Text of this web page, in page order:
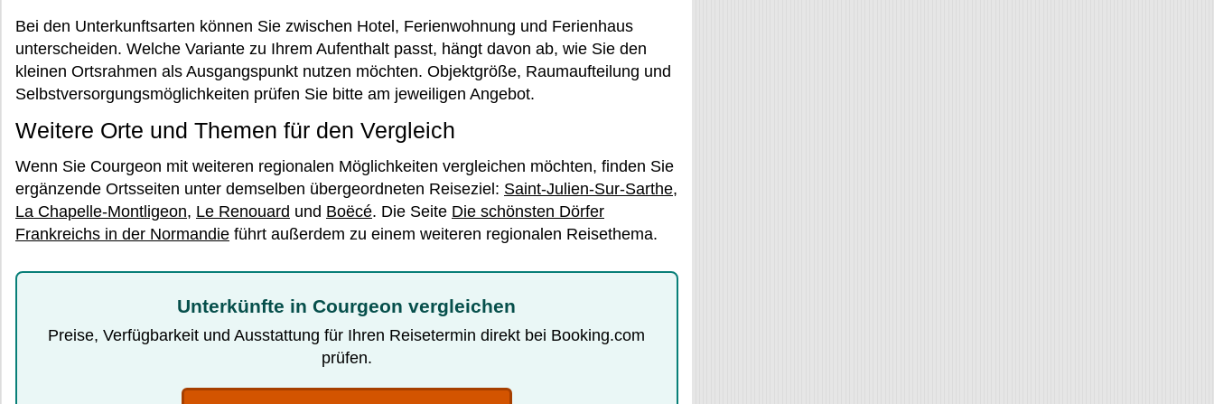
Bei den Unterkunftsarten können Sie zwischen Hotel, Ferienwohnung und Ferienhaus
unterscheiden. Welche Variante zu Ihrem Aufenthalt passt, hängt davon ab, wie Sie den
kleinen Ortsrahmen als Ausgangspunkt nutzen möchten. Objektgröße, Raumaufteilung und
Selbstversorgungsmöglichkeiten prüfen Sie bitte am jeweiligen Angebot.
Weitere Orte und Themen für den Vergleich
Wenn Sie Courgeon mit weiteren regionalen Möglichkeiten vergleichen möchten, finden Sie
ergänzende Ortsseiten unter demselben übergeordneten Reiseziel: Saint-Julien-Sur-Sarthe,
La Chapelle-Montligeon, Le Renouard und Boëcé. Die Seite Die schönsten Dörfer
Frankreichs in der Normandie führt außerdem zu einem weiteren regionalen Reisethema.
Unterkünfte in Courgeon vergleichen
Preise, Verfügbarkeit und Ausstattung für Ihren Reisetermin direkt bei Booking.com
prüfen.